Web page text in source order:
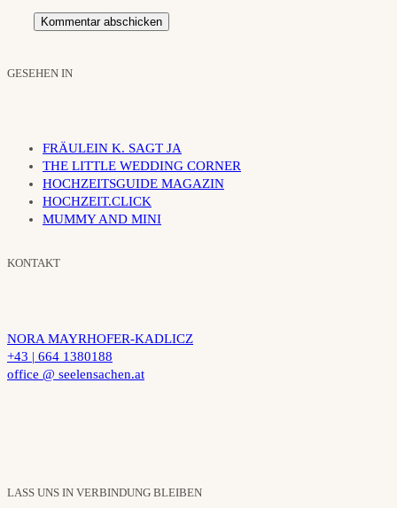
GESEHEN IN
FRÄULEIN K. SAGT JA
THE LITTLE WEDDING CORNER
HOCHZEITSGUIDE MAGAZIN
HOCHZEIT.CLICK
MUMMY AND MINI
KONTAKT
NORA MAYRHOFER-KADLICZ
+43 | 664 1380188
office @ seelensachen.at
LASS UNS IN VERBINDUNG BLEIBEN